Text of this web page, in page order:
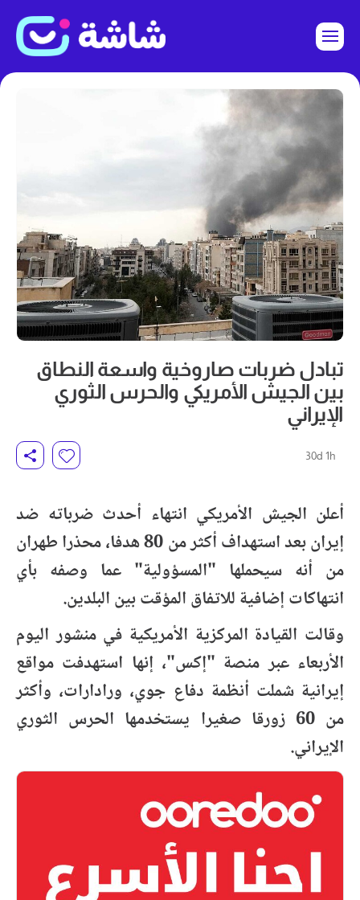
تبادل ضربات صاروخية واسعة النطاق
بين الجيش الأمريكي والحرس الثوري
الإيراني
30d 1h
أعلن الجيش الأمريكي انتهاء أحدث ضرباته ضد
إيران بعد استهداف أكثر من 80 هدفا، محذرا طهران
من أنه سيحملها "المسؤولية" عما وصفه بأي
انتهاكات إضافية للاتفاق المؤقت بين البلدين.
وقالت القيادة المركزية الأمريكية في منشور اليوم
الأربعاء عبر منصة "إكس"، إنها استهدفت مواقع
إيرانية شملت أنظمة دفاع جوي، ورادارات، وأكثر
من 60 زورقا صغيرا يستخدمها الحرس الثوري
الإيراني.